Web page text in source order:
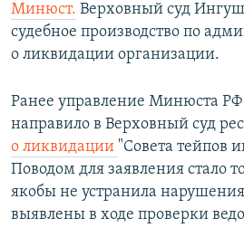
Минюст. Верховный суд
судебное производство по
о ликвидации организации.
Ранее управление Минюста
направило в Верховный суд
о ликвидации "Совета тейпов
Поводом для заявления стало
якобы не устранила
выявлены в ходе проверки